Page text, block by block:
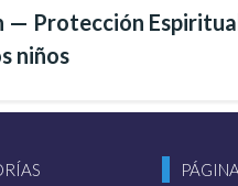
Solemne, bajo
sus 60 años de
— Protección
niños